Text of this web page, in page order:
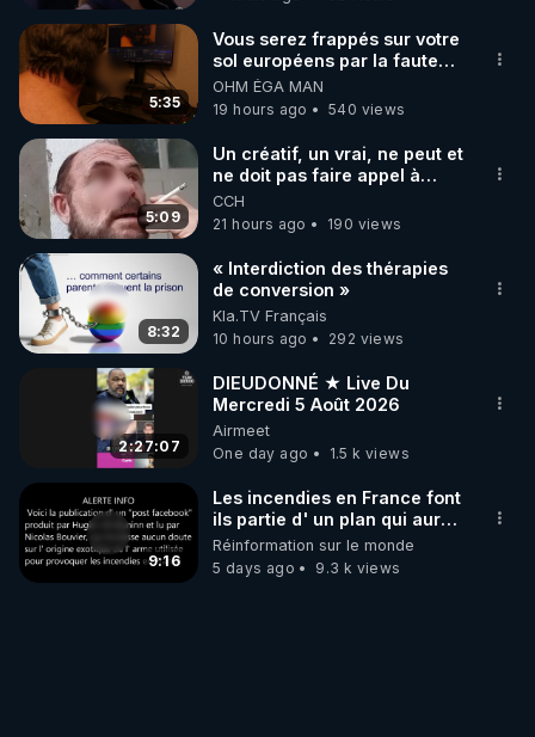
5:35
Vous serez frappés sur votre
sol européens par la faute
des dirigeants qui s'en
mettent dans le nez
OHM ÉGA MAN
19 hours ago
540 views
5:09
Un créatif, un vrai, ne peut et
ne doit pas faire appel à
l'intelligence artificielle
CCH
21 hours ago
190 views
8:32
« Interdiction des thérapies
de conversion »
Kla.TV Français
10 hours ago
292 views
2:27:07
DIEUDONNÉ ★ Live Du
Mercredi 5 Août 2026
Airmeet
One day ago
1.5 k views
9:16
Les incendies en France font
ils partie d' un plan qui aurait
débuté le 11 septembre 2001
?
Réinformation sur le monde
5 days ago
9.3 k views